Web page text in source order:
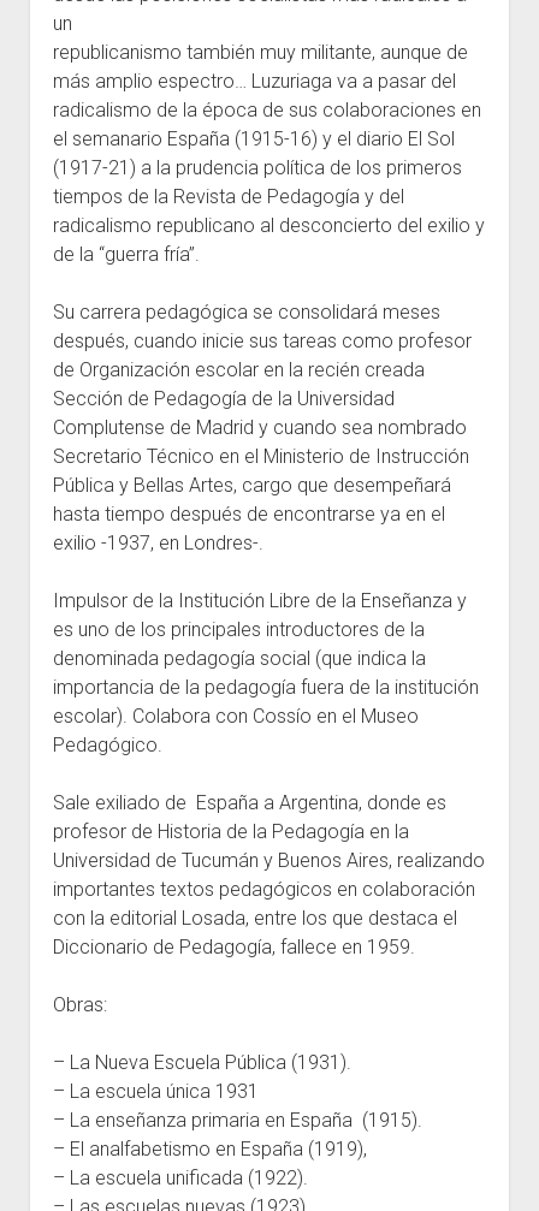
un
republicanismo también muy militante, aunque de
más amplio espectro… Luzuriaga va a pasar del
radicalismo de la época de sus colaboraciones en
el semanario España (1915-16) y el diario El Sol
(1917-21) a la prudencia política de los primeros
tiempos de la Revista de Pedagogía y del
radicalismo republicano al desconcierto del exilio y
de la “guerra fría”.
Su carrera pedagógica se consolidará meses
después, cuando inicie sus tareas como profesor
de Organización escolar en la recién creada
Sección de Pedagogía de la Universidad
Complutense de Madrid y cuando sea nombrado
Secretario Técnico en el Ministerio de Instrucción
Pública y Bellas Artes, cargo que desempeñará
hasta tiempo después de encontrarse ya en el
exilio -1937, en Londres-.
Impulsor de la Institución Libre de la Enseñanza y
es uno de los principales introductores de la
denominada pedagogía social (que indica la
importancia de la pedagogía fuera de la institución
escolar). Colabora con Cossío en el Museo
Pedagógico.
Sale exiliado de España a Argentina, donde es
profesor de Historia de la Pedagogía en la
Universidad de Tucumán y Buenos Aires, realizando
importantes textos pedagógicos en colaboración
con la editorial Losada, entre los que destaca el
Diccionario de Pedagogía, fallece en 1959.
Obras:
– La Nueva Escuela Pública (1931).
– La escuela única 1931
– La enseñanza primaria en España (1915).
– El analfabetismo en España (1919),
– La escuela unificada (1922).
– Las escuelas nuevas (1923).